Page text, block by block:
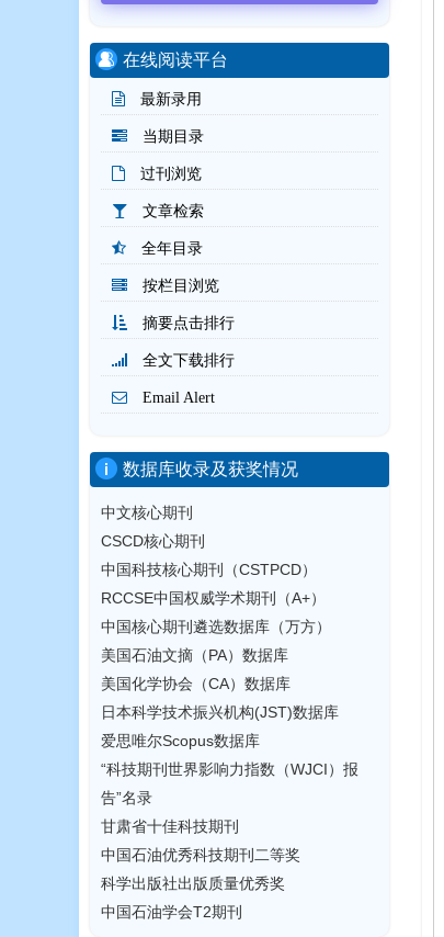
在线阅读平台
最新录用
当期目录
过刊浏览
文章检索
全年目录
按栏目浏览
摘要点击排行
全文下载排行
Email Alert
数据库收录及获奖情况
中文核心期刊
CSCD核心期刊
中国科技核心期刊（CSTPCD）
RCCSE中国权威学术期刊（A+）
中国核心期刊遴选数据库（万方）
美国石油文摘（PA）数据库
美国化学协会（CA）数据库
日本科学技术振兴机构(JST)数据库
爱思唯尔Scopus数据库
“科技期刊世界影响力指数（WJCI）报
告”名录
甘肃省十佳科技期刊
中国石油优秀科技期刊二等奖
科学出版社出版质量优秀奖
中国石油学会T2期刊